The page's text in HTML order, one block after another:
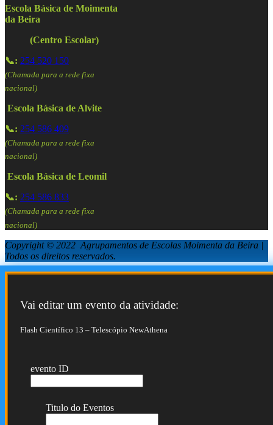
Escola Básica de Moimenta
da Beira
(Centro Escolar)
📞: 254 520 150
(Chamada para a rede fixa
nacional)
Escola Básica de Alvite
📞: 254 586 409
(Chamada para a rede fixa
nacional)
Escola Básica de Leomil
📞: 254 586 833
(Chamada para a rede fixa
nacional)
Copyright © 2022 Agrupamentos de Escolas Moimenta da Beira |
Todos os direitos reservados.
Vai editar um evento da atividade:
Flash Científico 13 – Telescópio NewAthena
evento ID
Titulo do Eventos